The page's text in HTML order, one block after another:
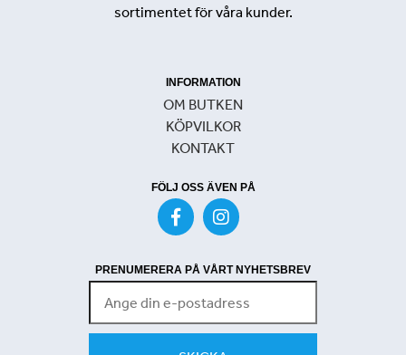
sortimentet för våra kunder.
INFORMATION
OM BUTKEN
KÖPVILKOR
KONTAKT
FÖLJ OSS ÄVEN PÅ
PRENUMERERA PÅ VÅRT NYHETSBREV